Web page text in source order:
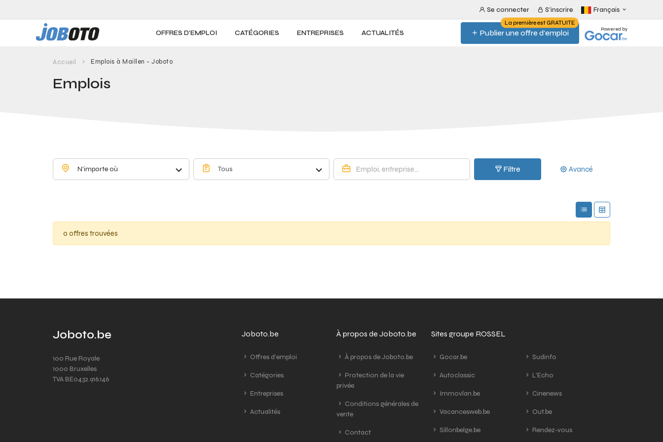
Se connecter S'inscrire Français
OFFRES D'EMPLOI CATÉGORIES ENTREPRISES ACTUALITÉS Publier une offre d'emploi
La première est GRATUITE
Powered by
Accueil Emplois à Maillen - Joboto
Emplois
N'importe où Tous Filtre Avancé
0 offres trouvées
Joboto.be
100 Rue Royale
1000 Bruxelles
TVA BE0432.916.146
Joboto.be
Offres d'emploi
Catégories
Entreprises
Actualités
À propos de Joboto.be
À propos de Joboto.be
Protection de la vie
privée
Conditions générales de
vente
Contact
Sites groupe ROSSEL
Gocar.be
Autoclassic
Immovlan.be
Vacancesweb.be
Sillonbelge.be
Sudinfo
L'Echo
Cinenews
Out.be
Rendez-vous